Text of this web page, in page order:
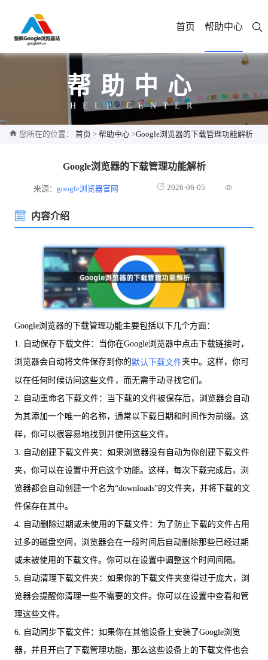
首页 帮助中心
帮助中心
HELP CENTER
您所在的位置： 首页 > 帮助中心 >Google浏览器的下载管理功能解析
Google浏览器的下载管理功能解析
来源：google浏览器官网 2026-06-05
内容介绍
Google浏览器的下载管理功能主要包括以下几个方面：
1. 自动保存下载文件：当你在Google浏览器中点击下载链接时，
浏览器会自动将文件保存到你的默认下载文件夹中。这样，你可
以在任何时候访问这些文件，而无需手动寻找它们。
2. 自动重命名下载文件：当下载的文件被保存后，浏览器会自动
为其添加一个唯一的名称，通常以下载日期和时间作为前缀。这
样，你可以很容易地找到并使用这些文件。
3. 自动创建下载文件夹：如果浏览器没有自动为你创建下载文件
夹，你可以在设置中开启这个功能。这样，每次下载完成后，浏
览器都会自动创建一个名为“downloads”的文件夹，并将下载的文
件保存在其中。
4. 自动删除过期或未使用的下载文件：为了防止下载的文件占用
过多的磁盘空间，浏览器会在一段时间后自动删除那些已经过期
或未被使用的下载文件。你可以在设置中调整这个时间间隔。
5. 自动清理下载文件夹：如果你的下载文件夹变得过于庞大，浏
览器会提醒你清理一些不需要的文件。你可以在设置中查看和管
理这些文件。
6. 自动同步下载文件：如果你在其他设备上安装了Google浏览
器，并且开启了下载管理功能，那么这些设备上的下载文件也会